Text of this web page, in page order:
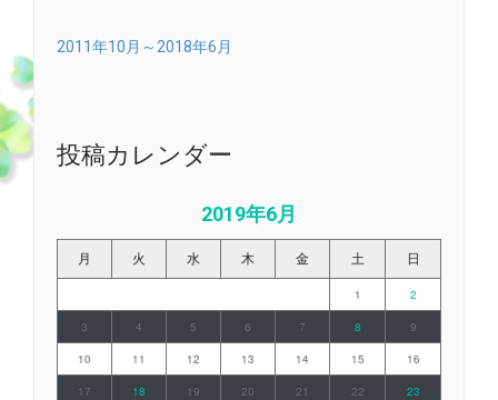
2011年10月～2018年6月
投稿カレンダー
2019年6月
月 火 水 木 金 土 日
1 2
3 4 5 6 7 8 9
10 11 12 13 14 15 16
17 18 19 20 21 22 23